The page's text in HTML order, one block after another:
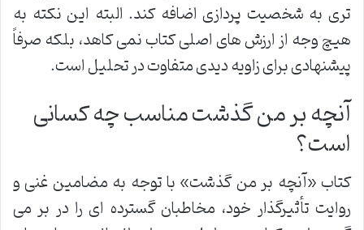
تری به شخصیت پردازی اضافه کند. البته این نکته به
هیچ وجه از ارزش های اصلی کتاب نمی کاهد، بلکه صرفاً
پیشنهادی برای زاویه دیدی متفاوت در تحلیل است.
آنچه بر من گذشت مناسب چه کسانی
است؟
کتاب «آنچه بر من گذشت» با توجه به مضامین غنی و
روایت تأثیرگذار خود، مخاطبان گسترده ای را در بر می